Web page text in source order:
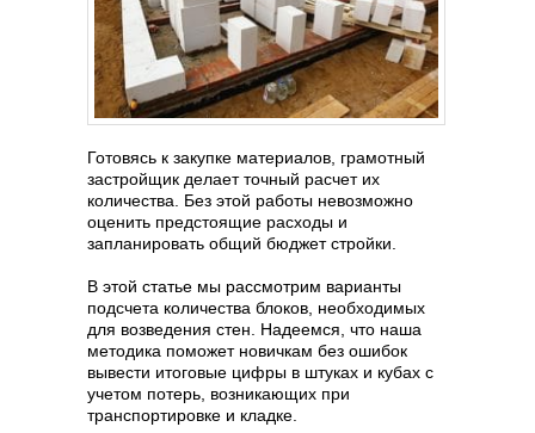
Готовясь к закупке материалов, грамотный
застройщик делает точный расчет их
количества. Без этой работы невозможно
оценить предстоящие расходы и
запланировать общий бюджет стройки.
В этой статье мы рассмотрим варианты
подсчета количества блоков, необходимых
для возведения стен. Надеемся, что наша
методика поможет новичкам без ошибок
вывести итоговые цифры в штуках и кубах с
учетом потерь, возникающих при
транспортировке и кладке.